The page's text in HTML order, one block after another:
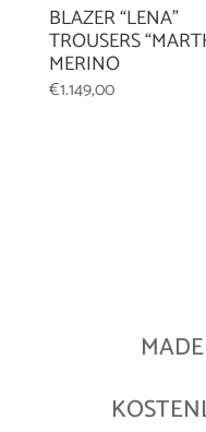
BLAZER “LENA”
TROUSERS
MERINO
€1.149,00